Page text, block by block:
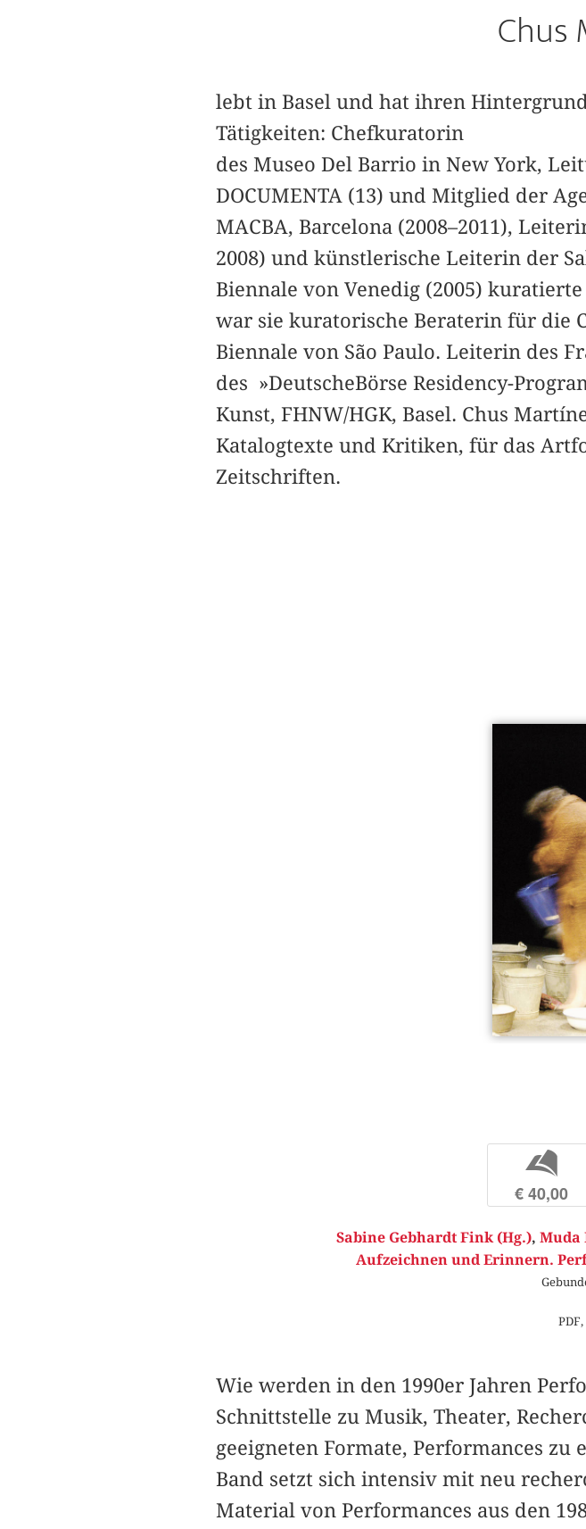
Chus
lebt in Basel und hat ihren
Tätigkeiten: Chefkuratorin
des Museo Del Barrio in New York,
DOCUMENTA (13) und Mitglied der
MACBA, Barcelona (2008–2011),
2008) und künstlerische Leiterin der
Biennale von Venedig (2005)
war sie kuratorische Beraterin für die
Biennale von São Paulo. Leiterin des
des »DeutscheBörse Residency-
Kunst, FHNW/HGK, Basel. Chus
Katalogtexte und Kritiken, für das
Zeitschriften.
b
€ 40,00
Sabine Gebhardt Fink (Hg.), Muda
Aufzeichnen und Erinnern.
Wie werden in den 1990er Jahren
Schnittstelle zu Musik, Theater,
geeigneten Formate, Performances
Band setzt sich intensiv mit neu
Material von Performances aus den